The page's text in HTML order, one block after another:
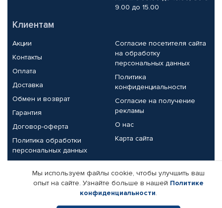
9.00 до 15.00
Клиентам
Акции
Контакты
Оплата
Доставка
Обмен и возврат
Гарантия
Договор-оферта
Политика обработки
персональных данных
Согласие посетителя сайта
на обработку
персональных данных
Политика
конфиденциальности
Согласие на получение
рекламы
О нас
Карта сайта
Партнерам
Корпоративным клиентам
Поставщикам
Реквизиты компании
Мы используем файлы cookie, чтобы улучшить ваш
опыт на сайте. Узнайте больше в нашей Политике
конфиденциальности.